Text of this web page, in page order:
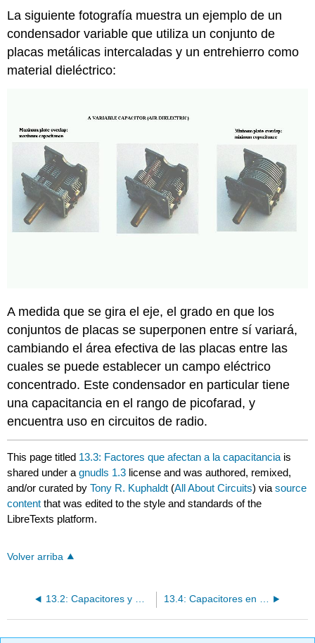
La siguiente fotografía muestra un ejemplo de un
condensador variable que utiliza un conjunto de
placas metálicas intercaladas y un entrehierro como
material dieléctrico:
A medida que se gira el eje, el grado en que los
conjuntos de placas se superponen entre sí variará,
cambiando el área efectiva de las placas entre las
cuales se puede establecer un campo eléctrico
concentrado. Este condensador en particular tiene
una capacitancia en el rango de picofarad, y
encuentra uso en circuitos de radio.
This page titled 13.3: Factores que afectan a la capacitancia is
shared under agnudls 1.3 license and was authored, remixed,
and/or curated byTony R. Kuphaldt (All About Circuits) viasource
content that was edited to the style and standards of the
LibreTexts platform.
Volver arriba